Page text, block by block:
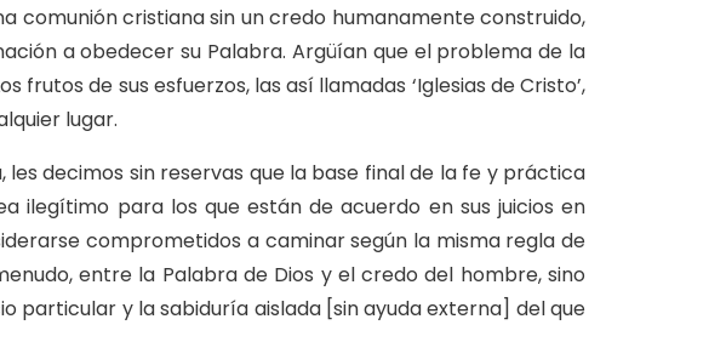
comunión cristiana sin un credo humanamente construido,
a obedecer su Palabra. Argüían que el problema de la
de sus esfuerzos, las así llamadas ‘Iglesias de Cristo’,
lugar.
decimos sin reservas que la base final de la fe y práctica
ilegítimo para los que están de acuerdo en sus juicios en
comprometidos a caminar según la misma regla de
entre la Palabra de Dios y el credo del hombre, sino
particular y la sabiduría aislada [sin ayuda externa] del que